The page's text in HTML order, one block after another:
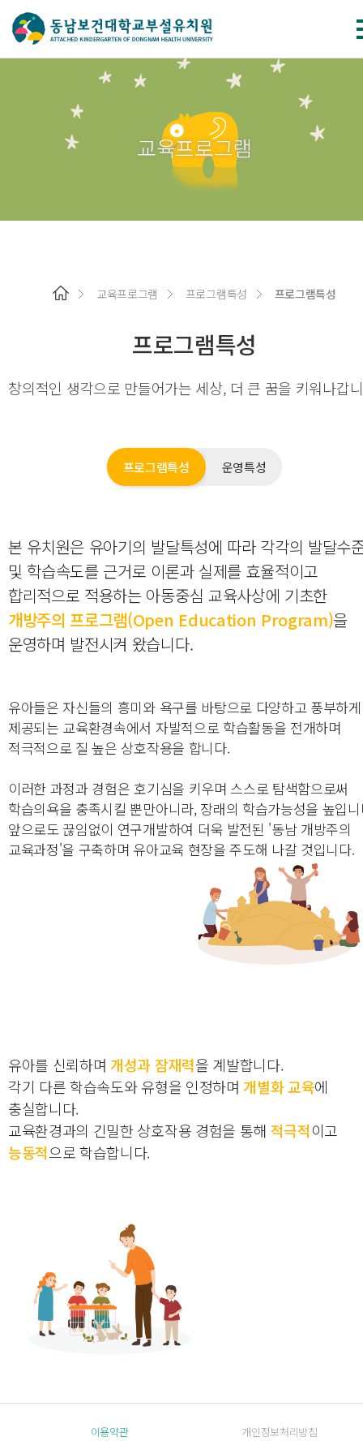
교육프로그램
교육프로그램 프로그램특성 프로그램특성
프로그램특성
프로그램특성 운영특성
본 유치원은 유아기의 발달특성에 따라 각각의 발달수
및 학습속도를 근거로 이론과 실제를 효율적이고
합리적으로 적용하는 아동중심 교육사상에 기초한
개방주의 프로그램(Open Education Program)을
운영하며 발전시켜 왔습니다.
유아들은 자신들의 흥미와 욕구를 바탕으로 다양하고 풍부하게
제공되는 교육환경속에서 자발적으로 학습활동을 전개하며
적극적으로 질 높은 상호작용을 합니다.
이러한 과정과 경험은 호기심을 키우며 스스로 탐색함으로써
학습의욕을 충족시킬 뿐만아니라, 장래의 학습가능성을 높입
앞으로도 끊임없이 연구개발하여 더욱 발전된 '동남 개방주의
교육과정'을 구축하며 유아교육 현장을 주도해 나갈 것입니다.
유아를 신뢰하며 개성과 잠재력을 계발합니다.
각기 다른 학습속도와 유형을 인정하며 개별화 교육에
충실합니다.
교육환경과의 긴밀한 상호작용 경험을 통해 적극적이고
능동적으로 학습합니다.
이용약관
개인정보처리방침